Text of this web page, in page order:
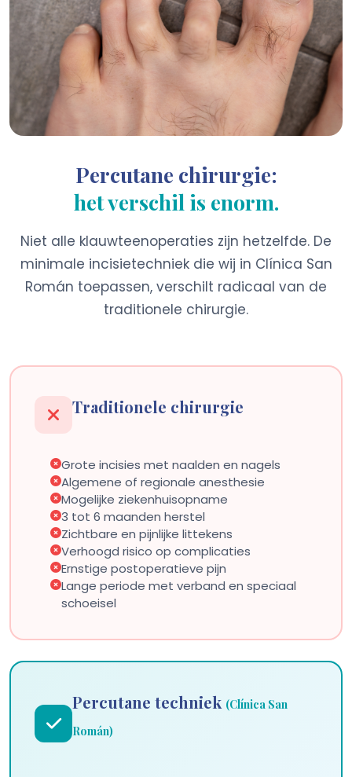
Percutane chirurgie:
het verschil is enorm.
Niet alle klauwteenoperaties zijn hetzelfde. De
minimale incisietechniek die wij in Clínica San
Román toepassen, verschilt radicaal van de
traditionele chirurgie.
Traditionele chirurgie
Grote incisies met naalden en nagels
Algemene of regionale anesthesie
Mogelijke ziekenhuisopname
3 tot 6 maanden herstel
Zichtbare en pijnlijke littekens
Verhoogd risico op complicaties
Ernstige postoperatieve pijn
Lange periode met verband en speciaal
schoeisel
Percutane techniek (Clínica San
Román)